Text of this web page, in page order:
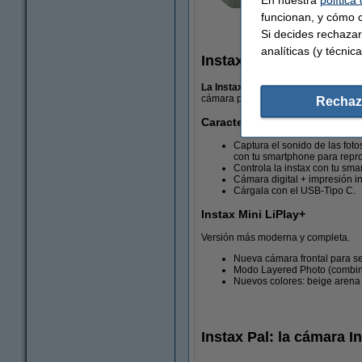
Instax Mini LiPlay: una
La Instax Mini LiPlayes una de las
cámara podrás disparar e imprimir
Características principales
Captura el sonido de las
con tu smartphone para
Controla la instax con tu
Cámara digital + impresión
Cárgala con el USB-Tipo C.
Instax Mini LiPlay+
Versión más moderna y completa.
Nueva cámara frontal para
Modo Layered Photo
Nuevos colores: beige
Instax Pal: la cámara
funcionan, y cómo
Si decides
analíticas (y